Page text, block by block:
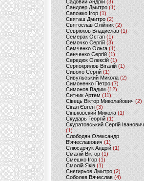
Садовий Андрій (3)
Сандлер Дмитро(1)
Сапожко Ігор(1)
Святаш Дмитро (2)
Святослав Олійник (2)
Севрюков Владислав (1)
Семерак Остап (1)
Семочко Сергій (3)
Семченко Ольга (1)
Сенченко Сергій(1)
Середюк Олексій(1)
Серпокрилов Віталій(1)
Сивохо Сергій(1)
Сивульський Микола(2)
Симоненко Петро(7)
Симонов Вадим (12)
Ситник Артем(11)
Сівець Віктор Миколайович(2)
Сігал Євген (3)
Сіньковский Микола(1)
Скударь Георгій (1)
Скуратовський Сергій Іванович
(1)
Слободян Олександр
В'ячеславович(1)
Слюсарчук Андрій(1)
Смалій Віктор (1)
Смешко Ігор (1)
Смолій Яків (1)
Снєгирьов Дмитро (2)
Соболев Вячеслав (4)